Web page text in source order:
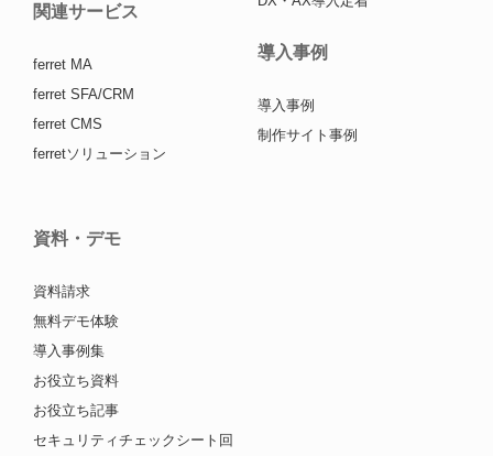
関連サービス
ferret MA
ferret SFA/CRM
ferret CMS
ferretソリューション
導入事例
導入事例
制作サイト事例
資料・デモ
資料請求
無料デモ体験
導入事例集
お役立ち資料
お役立ち記事
セキュリティチェックシート回